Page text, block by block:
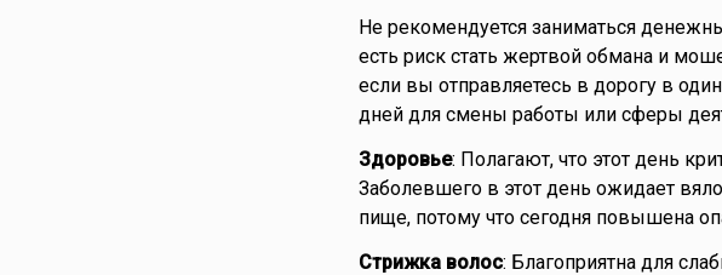
Не рекомендуется заниматься
есть риск стать жертвой обмана и
если вы отправляетесь в дорогу в
дней для смены работы или сферы
Здоровье: Полагают, что этот день
Заболевшего в этот день ожидает
пище, потому что сегодня повышена
Стрижка волос: Благоприятна для